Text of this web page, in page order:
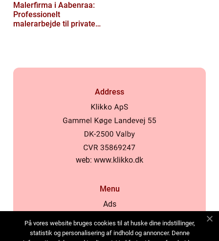
Malerfirma i Aabenraa:
Professionelt
malerarbejde til private
Address
web: www.klikko.dk
Menu
Ads
Cookies
På vores website bruges cookies til at huske dine indstillinger,
statistik og personalisering af indhold og annoncer. Denne